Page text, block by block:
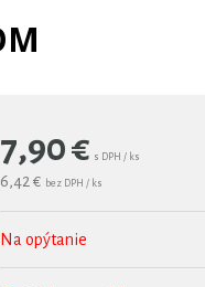
7,90€ s DPH / ks
6,42 € bez DPH / ks
Na opýtanie